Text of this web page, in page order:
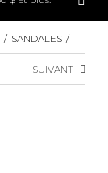
SANDALES
SUIVANT